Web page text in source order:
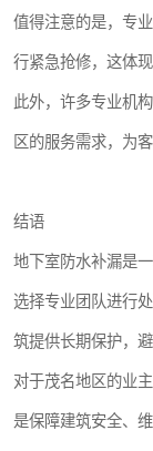
值得注意的是，专
行紧急抢修，这体
此外，许多专业机
区的服务需求，为
结语
地下室防水补漏是
选择专业团队进行
筑提供长期保护，避
对于茂名地区的业
是保障建筑安全、